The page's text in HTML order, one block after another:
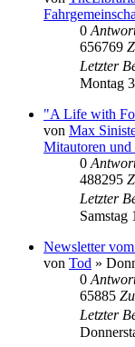
0
656769
Letzter
Montag
"A Life with
von Max
Mitautoren
0
488295
Letzter
Newsletter
von Tod »
0
65885
Letzter